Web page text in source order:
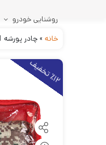
روشنایی خودرو
خانه »چادر پورشه 911 لوکس سهیل مدل چریکی
٪1
2
ت
خ
ف
یف